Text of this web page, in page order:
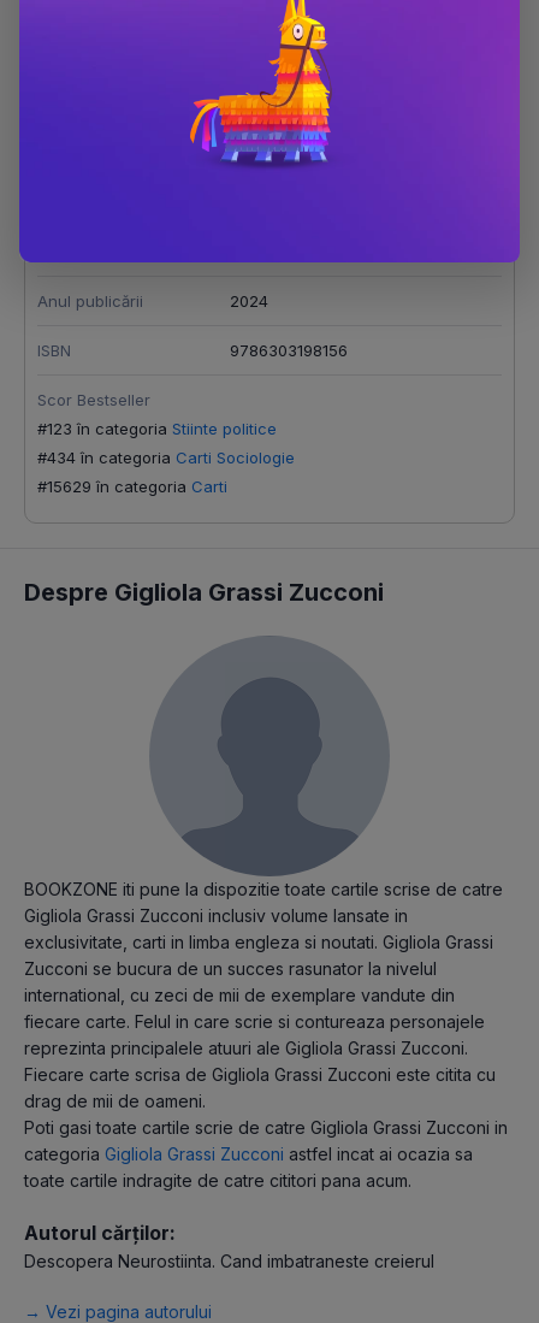
Descopera Neurostiinta. Cand imbatraneste creierul
165x235
144
Anul publicării 2024
ISBN 9786303198156
Scor Bestseller
#123 în categoria Stiinte politice
#434 în categoria Carti Sociologie
#15629 în categoria Carti
Despre Gigliola Grassi Zucconi
BOOKZONE iti pune la dispozitie toate cartile scrise de catre
Gigliola Grassi Zucconi inclusiv volume lansate in
exclusivitate, carti in limba engleza si noutati. Gigliola Grassi
Zucconi se bucura de un succes rasunator la nivelul
international, cu zeci de mii de exemplare vandute din
fiecare carte. Felul in care scrie si contureaza personajele
reprezinta principalele atuuri ale Gigliola Grassi Zucconi.
Fiecare carte scrisa de Gigliola Grassi Zucconi este citita cu
drag de mii de oameni.
Poti gasi toate cartile scrie de catre Gigliola Grassi Zucconi in
categoria Gigliola Grassi Zucconi astfel incat ai ocazia sa
toate cartile indragite de catre cititori pana acum.
Autorul cărților:
Descopera Neurostiinta. Cand imbatraneste creierul
→ Vezi pagina autorului